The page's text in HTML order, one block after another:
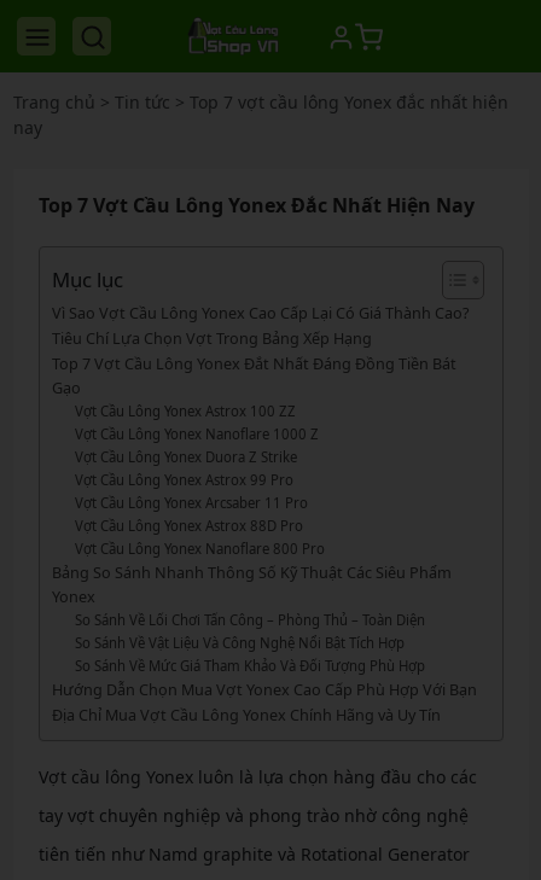
Trang chủ > Tin tức > Top 7 vợt cầu lông Yonex đắc nhất hiện
nay
Top 7 Vợt Cầu Lông Yonex Đắc Nhất Hiện Nay
Mục lục
Vì Sao Vợt Cầu Lông Yonex Cao Cấp Lại Có Giá Thành Cao?
Tiêu Chí Lựa Chọn Vợt Trong Bảng Xếp Hạng
Top 7 Vợt Cầu Lông Yonex Đắt Nhất Đáng Đồng Tiền Bát
Gạo
Vợt Cầu Lông Yonex Astrox 100 ZZ
Vợt Cầu Lông Yonex Nanoflare 1000 Z
Vợt Cầu Lông Yonex Duora Z Strike
Vợt Cầu Lông Yonex Astrox 99 Pro
Vợt Cầu Lông Yonex Arcsaber 11 Pro
Vợt Cầu Lông Yonex Astrox 88D Pro
Vợt Cầu Lông Yonex Nanoflare 800 Pro
Bảng So Sánh Nhanh Thông Số Kỹ Thuật Các Siêu Phẩm
Yonex
So Sánh Về Lối Chơi Tấn Công – Phòng Thủ – Toàn Diện
So Sánh Về Vật Liệu Và Công Nghệ Nổi Bật Tích Hợp
So Sánh Về Mức Giá Tham Khảo Và Đối Tượng Phù Hợp
Hướng Dẫn Chọn Mua Vợt Yonex Cao Cấp Phù Hợp Với Bạn
Địa Chỉ Mua Vợt Cầu Lông Yonex Chính Hãng và Uy Tín
Vợt cầu lông Yonex luôn là lựa chọn hàng đầu cho các
tay vợt chuyên nghiệp và phong trào nhờ công nghệ
tiên tiến như Namd graphite và Rotational Generator